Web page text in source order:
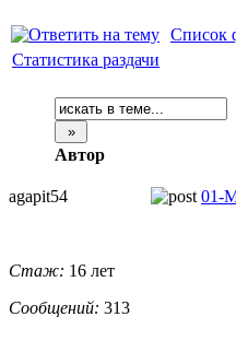
Список
Статистика раздачи
Автор
agapit54
Стаж: 16 лет
Сообщений: 313
01-